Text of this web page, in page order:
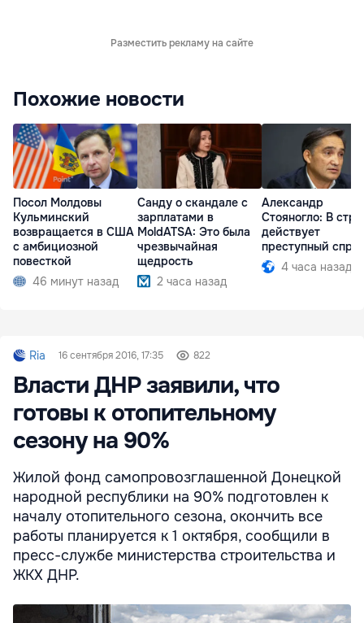
Разместить рекламу на сайте
Похожие новости
Посол Молдовы
Кульминский
возвращается в США
с амбициозной
повесткой
46 минут назад
Санду о скандале с
зарплатами в
MoldATSA: Это была
чрезвычайная
щедрость
2 часа назад
Александр
Стояногло: В
действует
преступный спрут
4 часа назад
Ria 16 сентября 2016, 17:35 822
Власти ДНР заявили, что
готовы к отопительному
сезону на 90%
Жилой фонд самопровозглашенной Донецкой
народной республики на 90% подготовлен к
началу отопительного сезона, окончить все
работы планируется к 1 октября, сообщили в
пресс-службе министерства строительства и
ЖКХ ДНР.